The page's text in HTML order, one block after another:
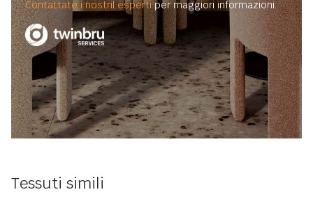
Contattate i nostril espertiper maggiori informazioni.
Tessuti simili